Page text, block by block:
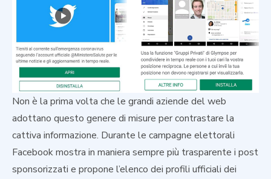
Non è la prima volta che le grandi aziende del web
adottano questo genere di misure per contrastare la
cattiva informazione. Durante le campagne elettorali
Facebook mostra in maniera sempre più trasparente i post
sponsorizzati e propone l’elenco dei profili ufficiali dei